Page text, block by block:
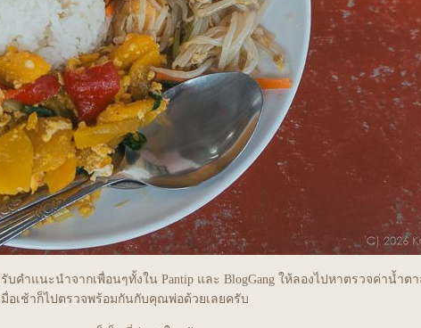
คำแนะนำจากเพื่อนๆทั้งใน Pantip และ BlogGang ให้ลองไปหาตรวจค่าน้ำ
มื่อเช้าก็ไปตรวจพร้อมกันกับคุณพ่อด้วยเลยครับ